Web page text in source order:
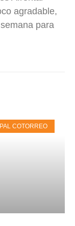
agradable,
para
PAL COTORREO